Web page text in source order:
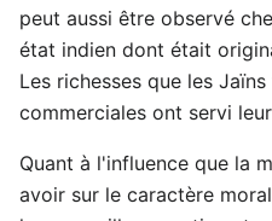
peut aussi être observé
état indien dont était
Les richesses que les
commerciales ont servi
Quant à l'influence que la
avoir sur le caractère